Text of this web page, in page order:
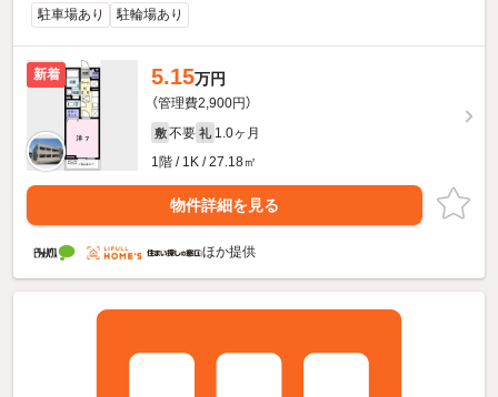
駐車場あり 駐輪場あり
新着 5.15万円
（管理費2,900円）
敷 不要 礼 1.0ヶ月
1階 / 1K / 27.18㎡
物件詳細を見る
ほか提供